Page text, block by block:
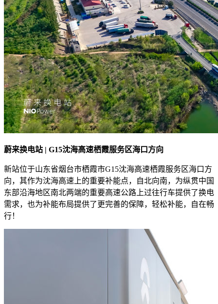
蔚来换电站 | G15沈海高速栖霞服务区海口方向
新站位于山东省烟台市栖霞市G15沈海高速栖霞服务区海口方
向，其作为沈海高速上的重要补能点，自北向南，为纵贯中国
东部沿海地区南北两端的重要高速公路上过往行车提供了换电
需求，也为补能布局提供了更完善的保障，轻松补能，自在畅
行！